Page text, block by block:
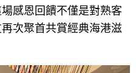
感恩回饋不僅是對熟客
次聚首共賞經典海港滋